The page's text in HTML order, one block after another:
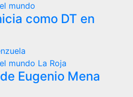
mundo
como DT en
mundo La Roja
Eugenio Mena